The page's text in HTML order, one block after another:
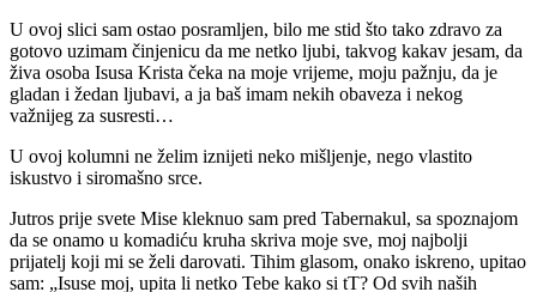
U ovoj slici sam ostao posramljen, bilo me stid što tako zdravo za
gotovo uzimam činjenicu da me netko ljubi, takvog kakav jesam, da
živa osoba Isusa Krista čeka na moje vrijeme, moju pažnju, da je
gladan i žedan ljubavi, a ja baš imam nekih obaveza i nekog
važnijeg za susresti…
U ovoj kolumni ne želim iznijeti neko mišljenje, nego vlastito
iskustvo i siromašno srce.
Jutros prije svete Mise kleknuo sam pred Tabernakul, sa spoznajom
da se onamo u komadiću kruha skriva moje sve, moj najbolji
prijatelj koji mi se želi darovati. Tihim glasom, onako iskreno, upitao
sam: „Isuse moj, upita li netko Tebe kako si tT? Od svih naših